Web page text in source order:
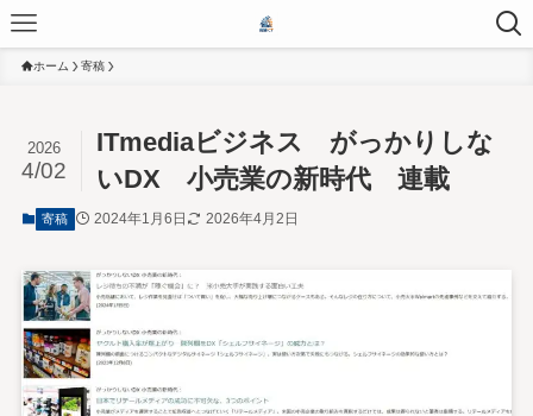
ホーム 寄稿
ITmediaビジネス がっかりしな
いDX 小売業の新時代 連載
2026
4/02
寄稿 2024年1月6日 2026年4月2日